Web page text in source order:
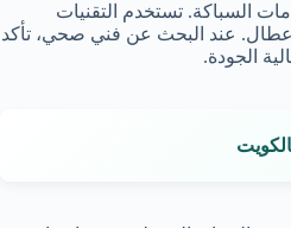
السباكة. تستخدم التقنيات
الأعطال. عند البحث عن فني صحي، تأكد
الجودة.